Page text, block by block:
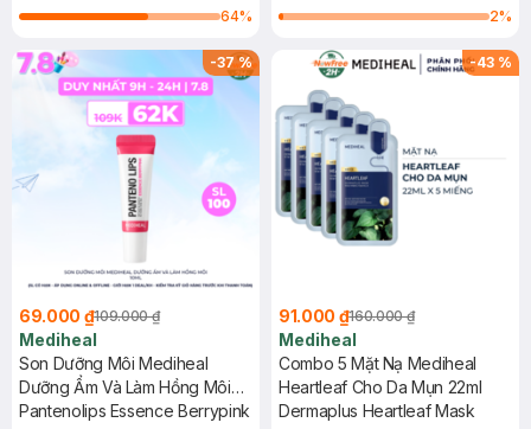
64%
Hyaluronic Acid Mask
2%
-37%
69.000 ₫109.000 ₫
Mediheal
Son Dưỡng Môi Mediheal
Dưỡng Ẩm Và Làm Hồng Môi
10ml
Pantenolips Essence Berrypink
-43 %
91.000 ₫160.000 ₫
Mediheal
Combo 5 Mặt Nạ Mediheal
Heartleaf Cho Da Mụn 22ml
Dermaplus Heartleaf Mask